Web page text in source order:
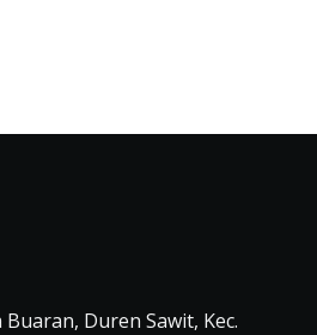
Buaran, Duren Sawit, Kec.